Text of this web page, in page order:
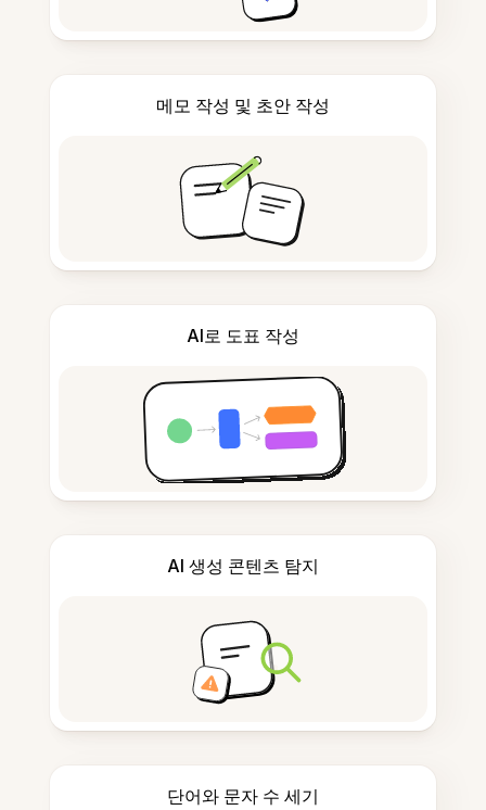
메모 작성 및 초안 작성
AI로 도표 작성
AI 생성 콘텐츠 탐지
단어와 문자 수 세기